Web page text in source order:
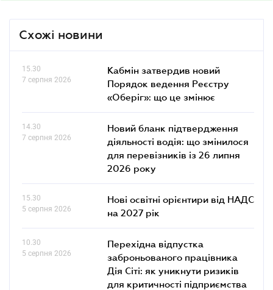
Схожі новини
15.30
7 серпня 2026
Кабмін затвердив новий
Порядок ведення Реєстру
«Оберіг»: що це змінює
14.30
7 серпня 2026
Новий бланк підтвердження
діяльності водія: що змінилося
для перевізників із 26 липня
2026 року
15.30
5 серпня 2026
Нові освітні орієнтири від НАДС
на 2027 рік
10.30
5 серпня 2026
Перехідна відпустка
заброньованого працівника
Дія Сіті: як уникнути ризиків
для критичності підприємства